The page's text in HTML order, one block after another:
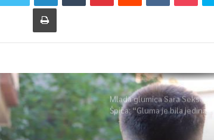
Mlada glumica Sara Seksan u
Špica: “Gluma je bila jedina
i disciplinu sve je moguće”